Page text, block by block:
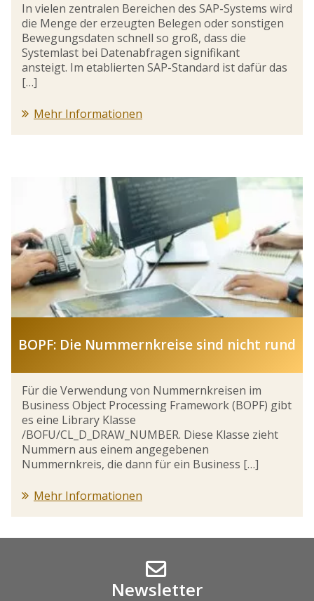
In vielen zentralen Bereichen des SAP-Systems wird
die Menge der erzeugten Belegen oder sonstigen
Bewegungsdaten schnell so groß, dass die
Systemlast bei Datenabfragen signifikant
ansteigt. Im etablierten SAP-Standard ist dafür das
[…]
Mehr Informationen
BOPF: Die Nummernkreise sind nicht rund
Für die Verwendung von Nummernkreisen im
Business Object Processing Framework (BOPF) gibt
es eine Library Klasse
/BOFU/CL_D_DRAW_NUMBER. Diese Klasse zieht
Nummern aus einem angegebenen
Nummernkreis, die dann für ein Business […]
Mehr Informationen
Newsletter